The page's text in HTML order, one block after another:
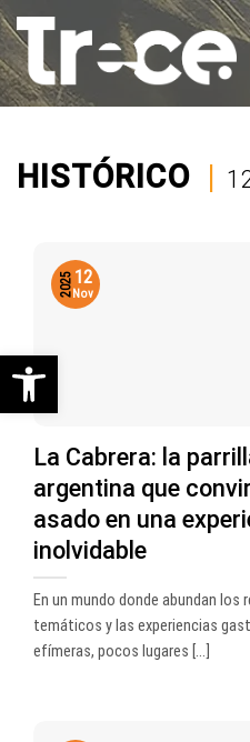
Saltar
al
contenido
HISTÓRICO |
La Cabrera: la
argentina que
asado en una
inolvidable
En un mundo donde abundan los
temáticos y las experiencias
efímeras, pocos lugares [...]
12
Nov
2025
Abrir barra de herramientas